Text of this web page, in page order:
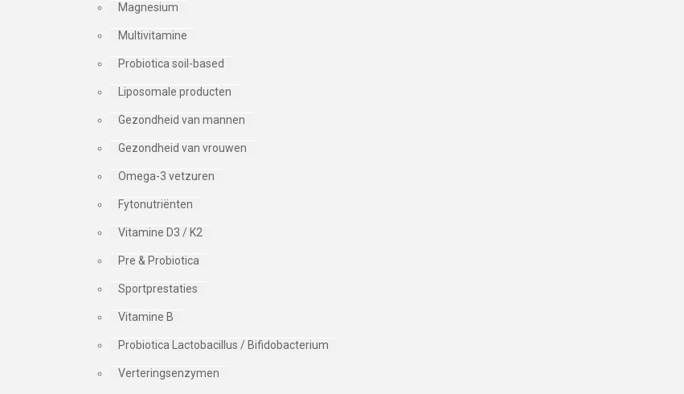
Magnesium
Multivitamine
Probiotica soil-based
Liposomale producten
Gezondheid van mannen
Gezondheid van vrouwen
Omega-3 vetzuren
Fytonutriënten
Vitamine D3 / K2
Pre & Probiotica
Sportprestaties
Vitamine B
Probiotica Lactobacillus / Bifidobacterium
Verteringsenzymen